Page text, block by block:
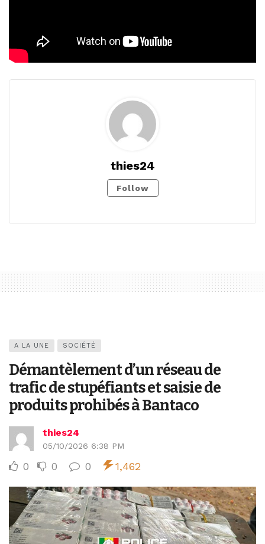
thies24
Follow
A LA UNE SOCIÉTÉ
Démantèlement d’un réseau de
trafic de stupéfiants et saisie de
produits prohibés à Bantaco
thies24
05/10/2026 6:38 PM
0 0 0 1,462